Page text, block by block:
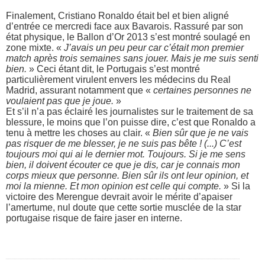
Finalement, Cristiano Ronaldo était bel et bien aligné
d’entrée ce mercredi face aux Bavarois. Rassuré par son
état physique, le Ballon d’Or 2013 s’est montré soulagé en
zone mixte. « J’avais un peu peur car c’était mon premier
match après trois semaines sans jouer. Mais je me suis senti
bien. » Ceci étant dit, le Portugais s’est montré
particulièrement virulent envers les médecins du Real
Madrid, assurant notamment que « certaines personnes ne
voulaient pas que je joue. »
Et s’il n’a pas éclairé les journalistes sur le traitement de sa
blessure, le moins que l’on puisse dire, c’est que Ronaldo a
tenu à mettre les choses au clair. « Bien sûr que je ne vais
pas risquer de me blesser, je ne suis pas bête ! (...) C’est
toujours moi qui ai le dernier mot. Toujours. Si je me sens
bien, il doivent écouter ce que je dis, car je connais mon
corps mieux que personne. Bien sûr ils ont leur opinion, et
moi la mienne. Et mon opinion est celle qui compte. » Si la
victoire des Merengue devrait avoir le mérite d’apaiser
l’amertume, nul doute que cette sortie musclée de la star
portugaise risque de faire jaser en interne.